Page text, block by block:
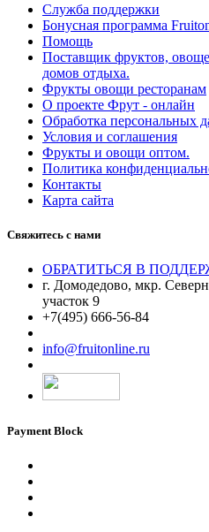
Служба поддержки
Бонусная программа
Помощь
Поставщик фруктов,
домов отдыха.
Фрукты овощи ресторанам
О проекте Фрут - онлайн
Обработка персональных
Условия и соглашения
Фрукты и овощи оптом.
Политика
Контакты
Карта сайта
Свяжитесь с нами
ОБРАТИТЬСЯ В
г. Домодедово, мкр.
участок 9
+7(495) 666-56-84
info@fruitonline.ru
Payment Block